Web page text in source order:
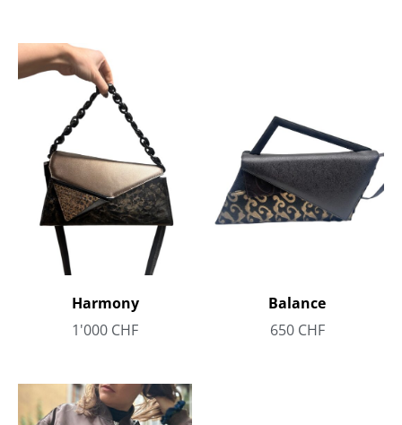
Harmony
1'000 CHF
Balance
650 CHF